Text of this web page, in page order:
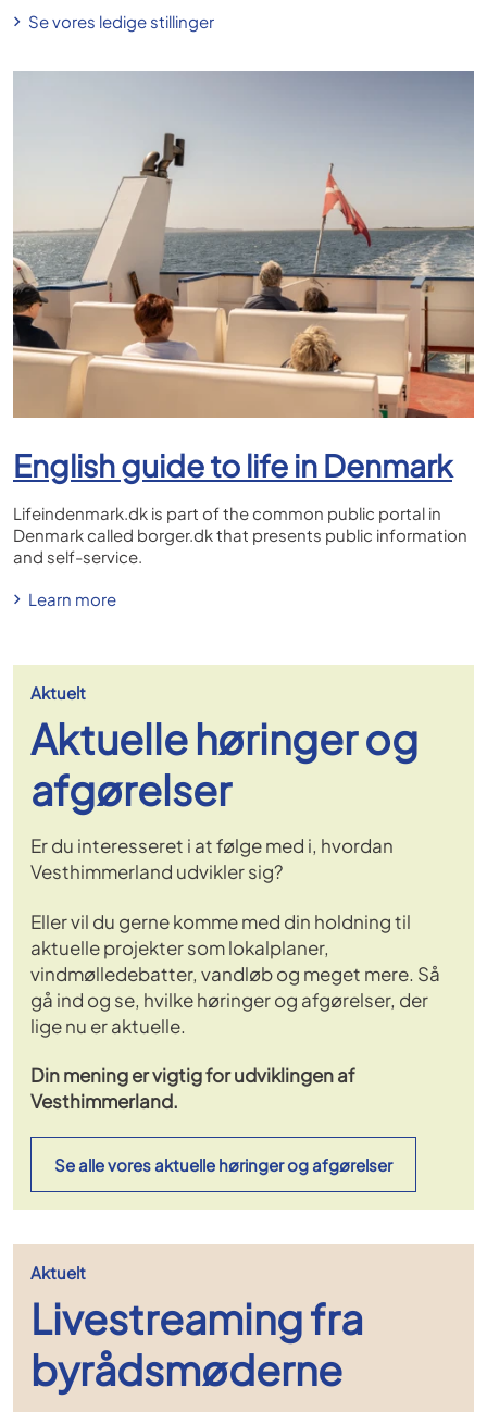
Se vores ledige stillinger
English guide to life in Denmark
Lifeindenmark.dk is part of the common public portal in
Denmark called borger.dk that presents public information
and self-service.
Learn more
Aktuelt
Aktuelle høringer og
afgørelser
Er du interesseret i at følge med i, hvordan
Vesthimmerland udvikler sig?
Eller vil du gerne komme med din holdning til
aktuelle projekter som lokalplaner,
vindmølledebatter, vandløb og meget mere. Så
gå ind og se, hvilke høringer og afgørelser, der
lige nu er aktuelle.
Din mening er vigtig for udviklingen af
Vesthimmerland.
Se alle vores aktuelle høringer og afgørelser
Aktuelt
Livestreaming fra
byrådsmøderne